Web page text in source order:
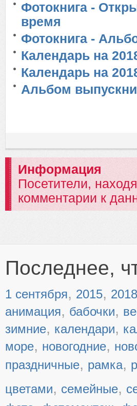
Фотокнига -
время
Фотокнига -
Календарь на
Календарь на
Альбом
Информация
Посетители,
комментарии к
Последнее,
1 сентября, 2015, 2018
анимация, бабочки,
зимние, календари,
море, новогодние,
праздничные, рамка,
цветами, семейные,